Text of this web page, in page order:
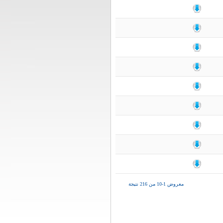
معروض 1-10 من 216 نتيجة